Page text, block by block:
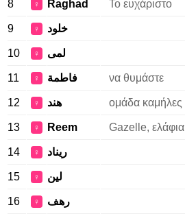
8 ♀ Raghad Το ευχάριστο
9 ♀ خلود
10 ♀ لمى
11 ♀ فاطمة να θυμάστε
12 ♀ هند ομάδα καμήλες
13 ♀ Reem Gazelle, ελάφια
14 ♀ ريناد
15 ♀ لين
16 ♀ رهف